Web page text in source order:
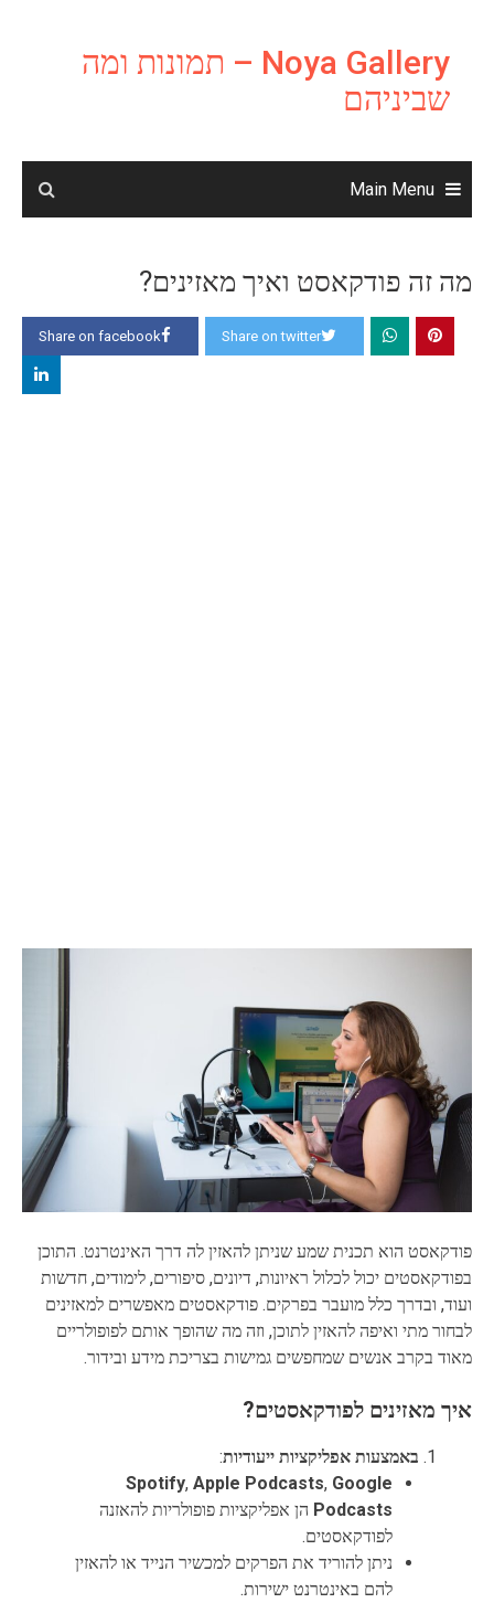
content
Noya Gallery – תמונות ומה
שביניהם
Main Menu
מה זה פודקאסט ואיך מאזינים?
Share on facebook Share on twitter
פודקאסט הוא תכנית שמע שניתן להאזין לה דרך האינטרנט. התוכן
בפודקאסטים יכול לכלול ראיונות, דיונים, סיפורים, לימודים, חדשות
ועוד, ובדרך כלל מועבר בפרקים. פודקאסטים מאפשרים למאזינים
לבחור מתי ואיפה להאזין לתוכן, וזה מה שהופך אותם לפופולריים
מאוד בקרב אנשים שמחפשים גמישות בצריכת מידע ובידור.
איך מאזינים לפודקאסטים?
באמצעות אפליקציות ייעודיות:
Spotify, Apple Podcasts, Google
Podcasts הן אפליקציות פופולריות להאזנה
לפודקאסטים.
ניתן להוריד את הפרקים למכשיר הנייד או להאזין
להם באינטרנט ישירות.